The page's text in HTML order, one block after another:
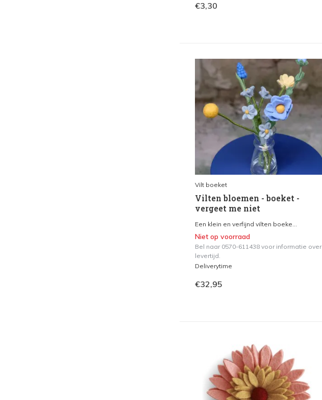
€3,30
Vilt boeket
Vilten bloemen - boeket -
vergeet me niet
Een klein en verfijnd vilten boeke...
Niet op voorraad
Bel naar 0570-611438 voor informatie over
levertijd.
Deliverytime
€32,95